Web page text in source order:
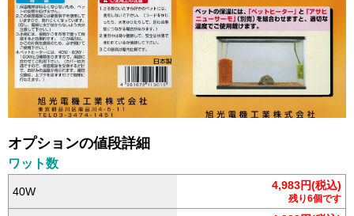
オプションの値段詳細
ワット数
40W 4,983円(税込)
残り6個です